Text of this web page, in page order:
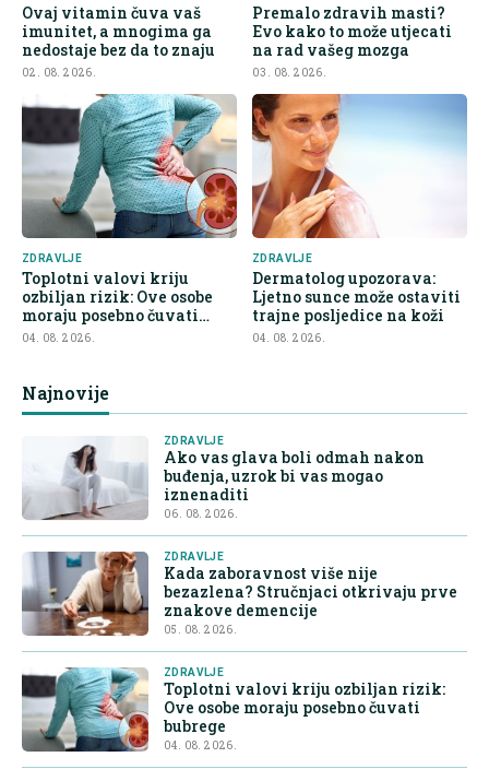
Ovaj vitamin čuva vaš
imunitet, a mnogima ga
nedostaje bez da to znaju
02. 08. 2026.
Premalo zdravih masti?
Evo kako to može utjecati
na rad vašeg mozga
03. 08. 2026.
ZDRAVLJE
Toplotni valovi kriju
ozbiljan rizik: Ove osobe
moraju posebno čuvati
bubrege
04. 08. 2026.
ZDRAVLJE
Dermatolog upozorava:
Ljetno sunce može ostaviti
trajne posljedice na koži
04. 08. 2026.
Najnovije
ZDRAVLJE
Ako vas glava boli odmah nakon
buđenja, uzrok bi vas mogao
iznenaditi
06. 08. 2026.
ZDRAVLJE
Kada zaboravnost više nije
bezazlena? Stručnjaci otkrivaju prve
znakove demencije
05. 08. 2026.
ZDRAVLJE
Toplotni valovi kriju ozbiljan rizik:
Ove osobe moraju posebno čuvati
bubrege
04. 08. 2026.